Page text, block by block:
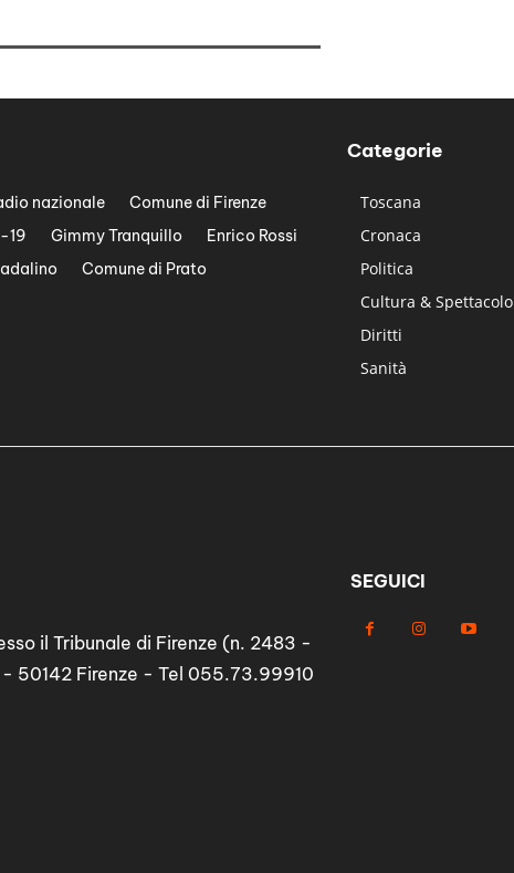
nazionale
Comune di Firenze
19 Gimmy Tranquillo
Enrico Rossi
Comune di Prato
Categorie
Toscana
Cronaca
Politica
Cultura & Spettacolo
Diritti
Sanità
il Tribunale di Firenze (n. 2483 -
50142 Firenze - Tel 055.73.99910
SEGUICI